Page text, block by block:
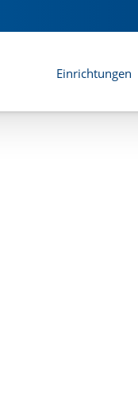
Einrichtungen